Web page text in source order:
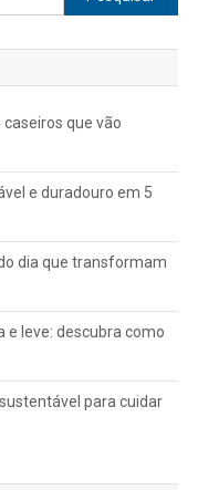
por:
que vão
e duradouro em 5
dia que transformam
e leve: descubra como
para cuidar